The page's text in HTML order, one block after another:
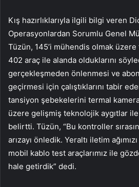
Kış hazırlıklarıyla ilgili bilgi veren
Operasyonlardan Sorumlu Genel
Tüzün, 145’i mühendis olmak
402 araç ile alanda olduklarını
gerçekleşmeden önlenmesi ve
geçirmesi için çalıştıklarını tabir
tansiyon şebekelerini termal kamera
üzere gelişmiş teknolojik aygıtlar
belirtti. Tüzün, “Bu kontroller
arızayı önledik. Yeraltı iletim
mobil kablo test araçlarımız ile
hale getirdik” dedi.